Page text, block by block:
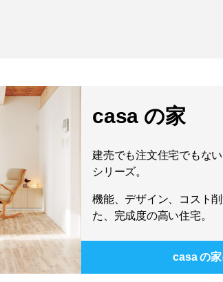
casa の家
建売でも注文住宅でもな
シリーズ。
機能、デザイン、コスト
た、完成度の高い住宅。
casa の家